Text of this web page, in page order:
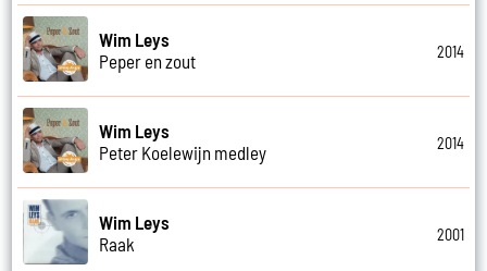
Wim Leys
Peper en zout
2014
Wim Leys
Peter Koelewijn medley
2014
Wim Leys
Raak
2001